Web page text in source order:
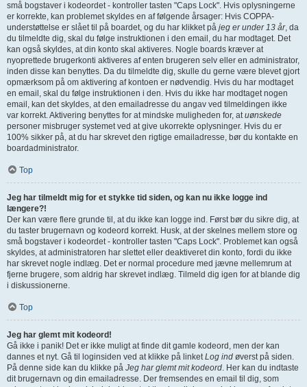
små bogstaver i kodeordet - kontroller tasten "Caps Lock". Hvis oplysningerne
er korrekte, kan problemet skyldes en af følgende årsager: Hvis COPPA-
understøttelse er slået til på boardet, og du har klikket på jeg er under 13 år, da
du tilmeldte dig, skal du følge instruktionen i den email, du har modtaget. Det
kan også skyldes, at din konto skal aktiveres. Nogle boards kræver at
nyoprettede brugerkonti aktiveres af enten brugeren selv eller en administrator,
inden disse kan benyttes. Da du tilmeldte dig, skulle du gerne være blevet gjort
opmærksom på om aktivering af kontoen er nødvendig. Hvis du har modtaget
en email, skal du følge instruktionen i den. Hvis du ikke har modtaget nogen
email, kan det skyldes, at den emailadresse du angav ved tilmeldingen ikke
var korrekt. Aktivering benyttes for at mindske muligheden for, atuønskede
personer misbruger systemet ved at give ukorrekte oplysninger. Hvis du er
100% sikker på, at du har skrevet den rigtige emailadresse, bør du kontakte en
boardadministrator.
Top
Jeg har tilmeldt mig for et stykke tid siden, og kan nu ikke logge ind
længere?!
Der kan være flere grunde til, at du ikke kan logge ind. Først bør du sikre dig, at
du taster brugernavn og kodeord korrekt. Husk, at der skelnes mellem store og
små bogstaver i kodeordet - kontroller tasten "Caps Lock". Problemet kan også
skyldes, at administratoren har slettet eller deaktiveret din konto, fordi du ikke
har skrevet nogle indlæg. Det er normal procedure med jævne mellemrum at
fjerne brugere, som aldrig har skrevet indlæg. Tilmeld dig igen for at blande dig
i diskussionerne.
Top
Jeg har glemt mit kodeord!
Gå ikke i panik! Det er ikke muligt at finde dit gamle kodeord, men der kan
dannes et nyt. Gå til loginsiden ved at klikke på linketLog ind øverst på siden.
På denne side kan du klikke på Jeg har glemt mit kodeord. Her kan du indtaste
dit brugernavn og din emailadresse. Der fremsendes en email til dig, som